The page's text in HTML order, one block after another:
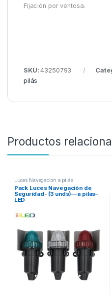
Fijación por ventosa.
SKU:43250793
pilás
Productos
Luces Navegación a pilás
Pack Luces Navegación de
Seguridad- (3 unds)—a pilas–
LED